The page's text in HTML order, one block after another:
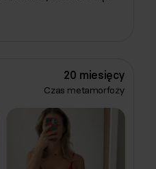
Na szczęście z
Wszystko to z takimi
wrapy czy owsianki.
20 miesięcy
Czas metamorfozy